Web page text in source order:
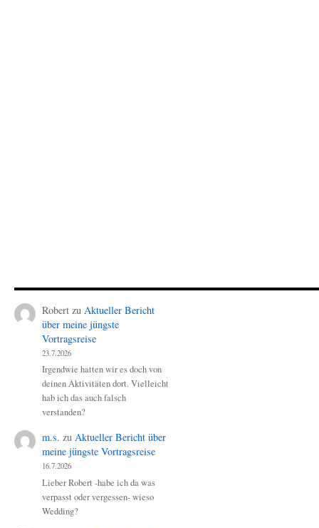
Robert zu Aktueller Bericht
über meine jüngste
Vortragsreise
23.7.2026
Irgendwie hatten wir es doch von
deinen Aktivitäten dort. Vielleicht
hab ich das auch falsch
verstanden?
m.s. zu Aktueller Bericht über
meine jüngste Vortragsreise
16.7.2026
Lieber Robert -habe ich da was
verpasst oder vergessen- wieso
Wedding?